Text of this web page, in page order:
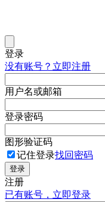
登录
没有账号？立即注册
用户名或邮箱
登录密码
图形验证码
记住登录找回密码
登录
注册
已有账号，立即登录